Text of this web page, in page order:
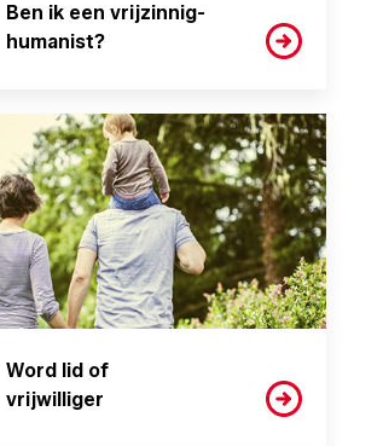
Ben ik een vrijzinnig-
humanist?
Word lid of
vrijwilliger